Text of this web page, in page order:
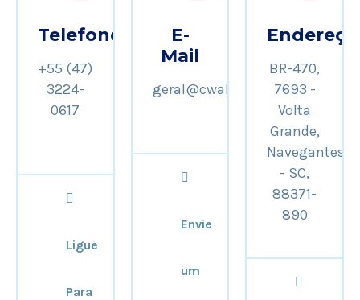
Telefone
+55 (47)
3224-
0617
Ligue
Para
E-
Mail
geral@cwalogistica.com.br
Envie
um
Endereço
BR-470,
7693 -
Volta
Grande,
Navegantes
- SC,
88371-
890